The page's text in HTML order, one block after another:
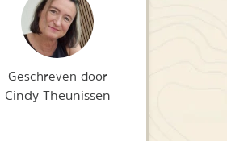
Geschreven door
Cindy Theunissen